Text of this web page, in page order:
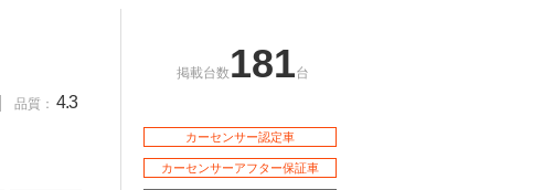
品質： 4.3
掲載台数 181台
カーセンサー認定車
カーセンサーアフター保証車